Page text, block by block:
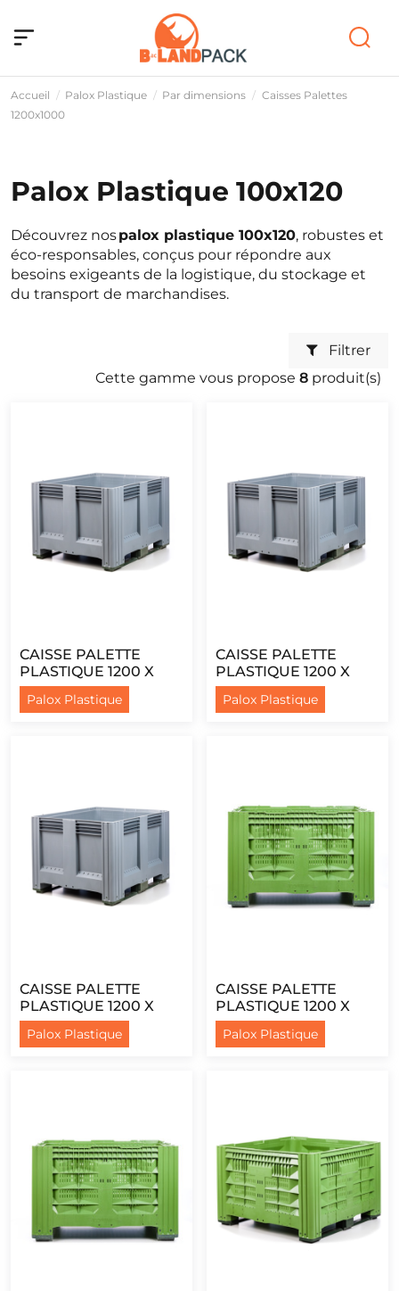
Accueil Palox Plastique Par dimensions
Caisses Palettes
1200x1000
Palox Plastique 100x120
Découvrez nospalox plastique 100x120, robustes et
éco-responsables, conçus pour répondre aux
besoins exigeants de la logistique, du stockage et
du transport de marchandises.
Filtrer
Cette gamme vous propose 8 produit(s)
CAISSE PALETTE
PLASTIQUE 1200 X
1000 - PLEINE - 4
PIEDS
Palox Plastique
CAISSE PALETTE
PLASTIQUE 1200 X
1000 - PLEINE - 2
SEMELLES
Palox Plastique
CAISSE PALETTE
PLASTIQUE 1200 X
1000 - PLEINE - 3
SEMELLES
Palox Plastique
CAISSE PALETTE
PLASTIQUE 1200 X
1000 - AJOURÉE - 4
PIEDS
Palox Plastique